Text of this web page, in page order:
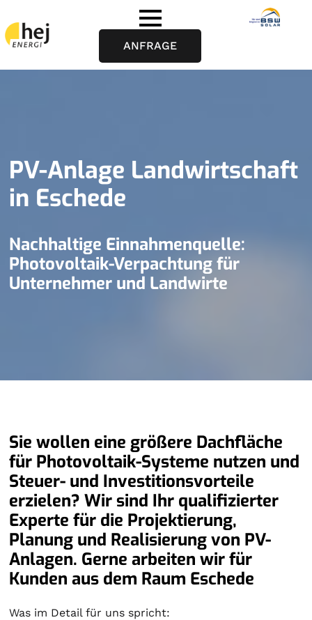
ANFRAGE
PV-Anlage Landwirtschaft
in Eschede
Nachhaltige Einnahmenquelle:
Photovoltaik-Verpachtung für
Unternehmer und Landwirte
Sie wollen eine größere Dachfläche
für Photovoltaik-Systeme nutzen und
Steuer- und Investitionsvorteile
erzielen? Wir sind Ihr qualifizierter
Experte für die Projektierung,
Planung und Realisierung von PV-
Anlagen. Gerne arbeiten wir für
Kunden aus dem Raum Eschede
Was im Detail für uns spricht: